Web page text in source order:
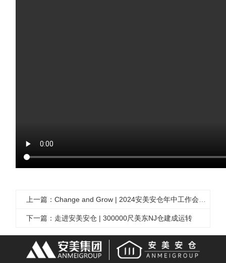
下一篇：走进安美安仓 | 300000尺美东NJ仓建成运转